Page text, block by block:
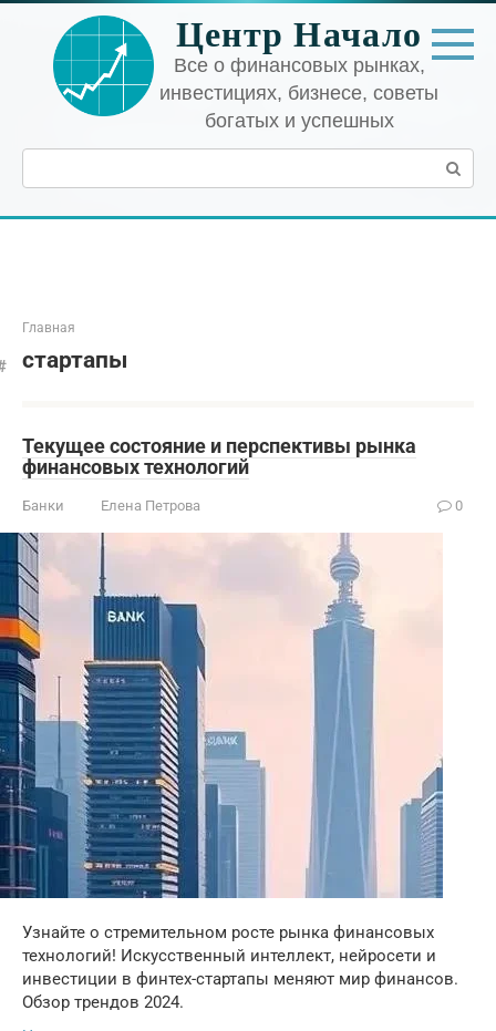
Перейти
контенту
Центр Начало
Все о финансовых рынках,
инвестициях, бизнесе, советы
богатых и успешных
Поиск:
Главная
стартапы
Текущее состояние и перспективы рынка
финансовых технологий
Банки Елена Петрова 0
Узнайте о стремительном росте рынка финансовых
технологий! Искусственный интеллект, нейросети и
инвестиции в финтех-стартапы меняют мир финансов.
Обзор трендов 2024.